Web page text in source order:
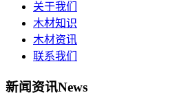
关于我们
木材知识
木材资讯
联系我们
新闻资讯News